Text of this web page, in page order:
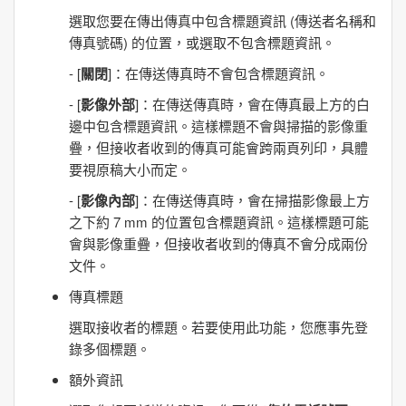
選取您要在傳出傳真中包含標題資訊 (傳送者名稱和
傳真號碼) 的位置，或選取不包含標題資訊。
- [關閉]：在傳送傳真時不會包含標題資訊。
- [影像外部]：在傳送傳真時，會在傳真最上方的白
邊中包含標題資訊。這樣標題不會與掃描的影像重
疊，但接收者收到的傳真可能會跨兩頁列印，具體
要視原稿大小而定。
- [影像內部]：在傳送傳真時，會在掃描影像最上方
之下約 7 mm 的位置包含標題資訊。這樣標題可能
會與影像重疊，但接收者收到的傳真不會分成兩份
文件。
傳真標題
選取接收者的標題。若要使用此功能，您應事先登
錄多個標題。
額外資訊